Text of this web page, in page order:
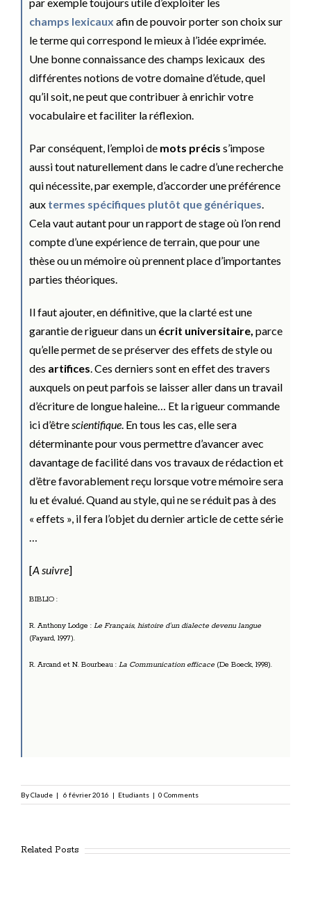
champs lexicaux afin de pouvoir porter son choix sur
le terme qui correspond le mieux à l’idée exprimée.
Une bonne connaissance des champs lexicaux des
différentes notions de votre domaine d’étude, quel
qu’il soit, ne peut que contribuer à enrichir votre
vocabulaire et faciliter la réflexion.
Par conséquent, l’emploi de mots précis s’impose
aussi tout naturellement dans le cadre d’une recherche
qui nécessite, par exemple, d’accorder une préférence
aux termes spécifiques plutôt que génériques
Cela vaut autant pour un rapport de stage où l’on rend
compte d’une expérience de terrain, que pour une
thèse ou un mémoire où prennent place d’importantes
parties théoriques.
Il faut ajouter, en définitive, que la clarté est une
garantie de rigueur dans un écrit universitaire, parce
qu’elle permet de se préserver des effets de style ou
des artifices . Ces derniers sont en effet des travers
auxquels on peut parfois se laisser aller dans un travail
d’écriture de longue haleine… Et la rigueur commande
ici d’être scientifique . En tous les cas, elle sera
déterminante pour vous permettre d’avancer avec
davantage de facilité dans vos travaux de rédaction et
d’être favorablement reçu lorsque votre mémoire sera
lu et évalué. Quand au style, qui ne se réduit pas à des
« effets », il fera l’objet du dernier article de cette série
[A suivre]
BIBLIO :
R. Anthony Lodge : Le Français, histoire d’un dialecte devenu langue
(Fayard, 1997).
R. Arcand et N. Bourbeau : La Communication efficace (De Boeck, 1998).
ByClaude | 6 février 2016 | Etudiants | 0 Comments
Related Posts